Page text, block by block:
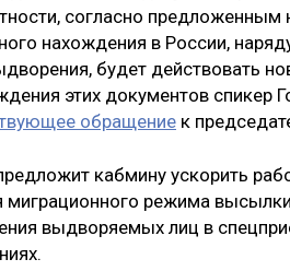
согласно
нахождения в России,
будет действовать
этих документов спикер
обращение к
кабмину ускорить
миграционного режима
выдворяемых лиц в